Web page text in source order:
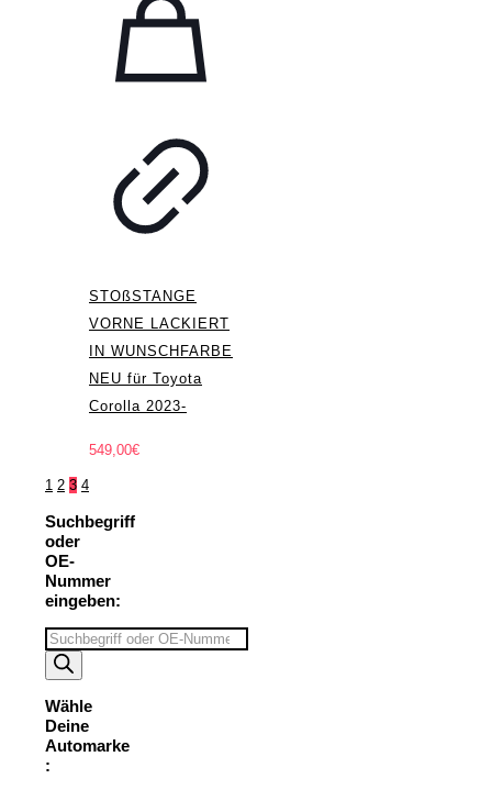
STOßSTANGE
VORNE LACKIERT
IN WUNSCHFARBE
NEU für Toyota
Corolla 2023-
549,00€
1 2 3 4
Suchbegriff
oder
OE-
Nummer
eingeben:
Suchbegriff
eingeben
Wähle
Deine
Automarke
: